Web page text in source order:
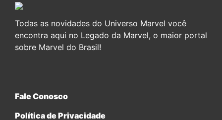
Todas as novidades do Universo Marvel você
encontra aqui no Legado da Marvel, o maior portal
sobre Marvel do Brasil!
Fale Conosco
Política de Privacidade